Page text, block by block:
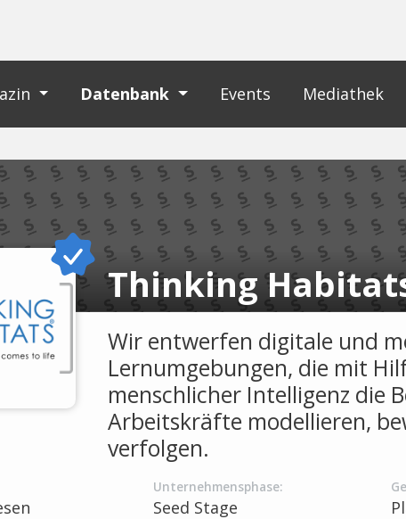
Datenbank Events Mediathek
Thinking
Wir entwerfen digitale und
Lernumgebungen, die mit
menschlicher Intelligenz die
Arbeitskräfte modellieren,
verfolgen.
Unternehmensphase:
Seed Stage